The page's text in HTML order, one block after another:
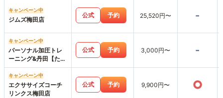
キャンペーン中
ジムズ梅田店
公式 予約 25,520円〜 -
キャンペーン中
パーソナル加圧トレ
ーニング&丹田【たん
でん】波動整体スタ
ジオHearts227-ハー
ツニニナナ-
公式 予約 3,000円〜 -
キャンペーン中
エクササイズコーチ
リンクス梅田店
公式 予約 9,900円〜 ○